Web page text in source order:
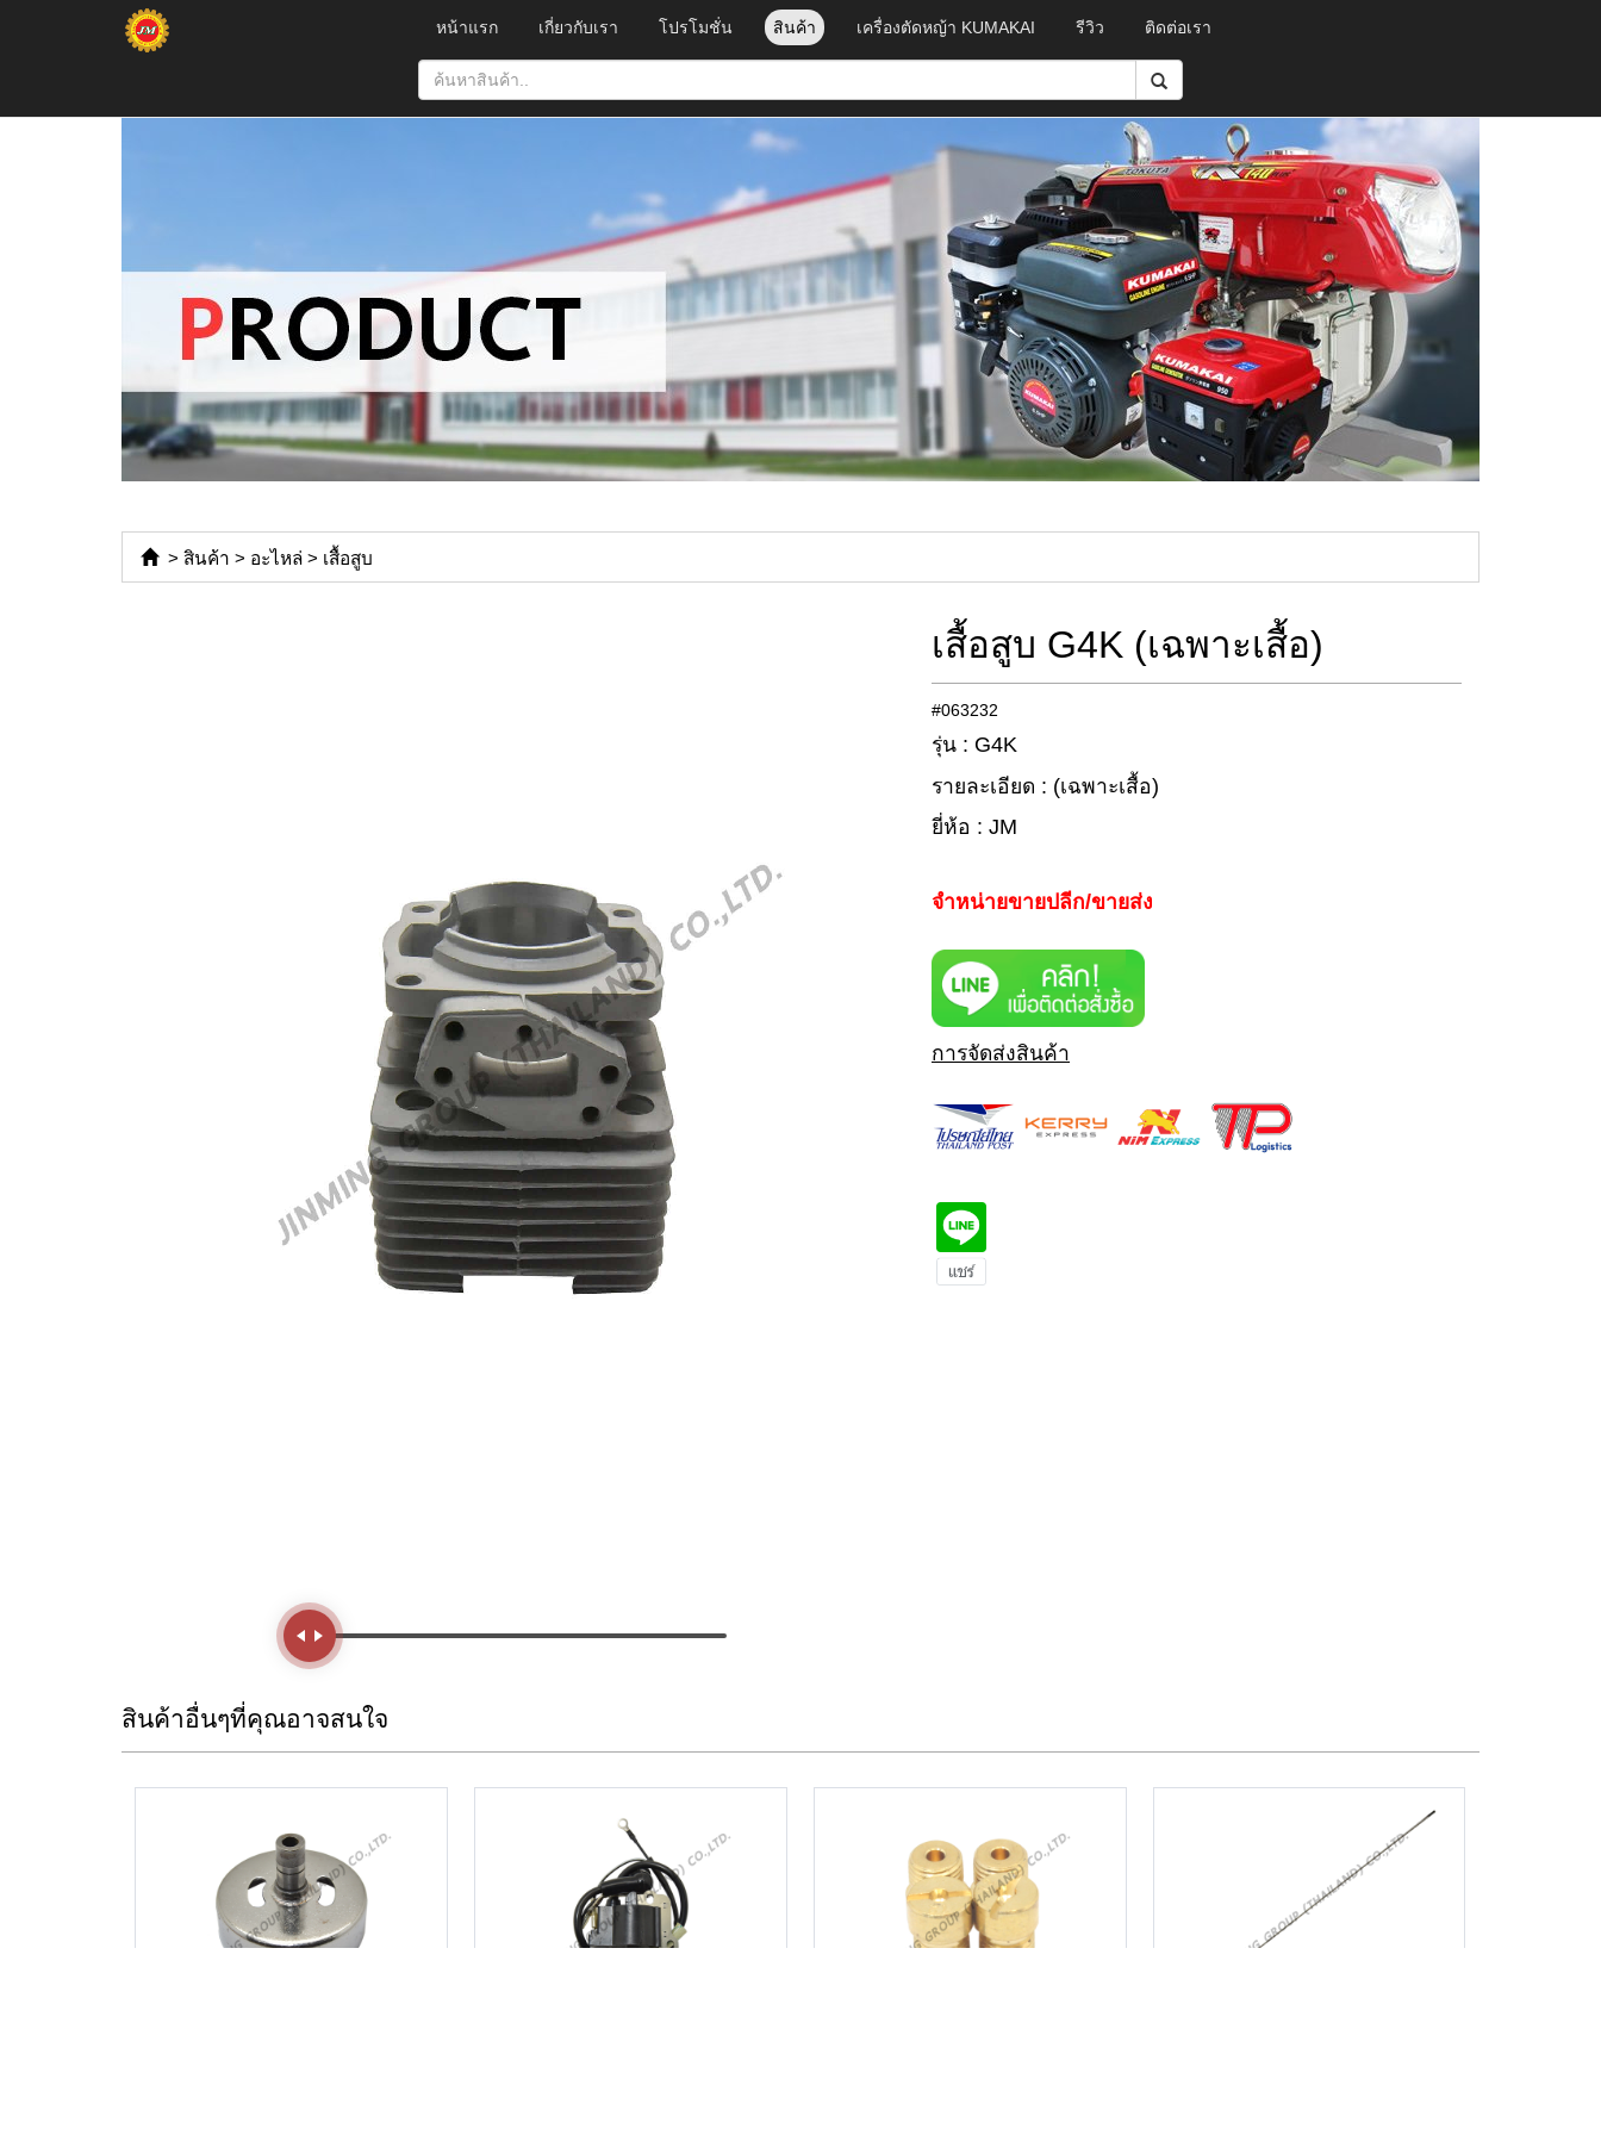
หน้าแรก เกี่ยวกับเรา โปรโมชั่น สินค้า เครื่องตัดหญ้า KUMAKAI รีวิว ติดต่อเรา
> สินค้า > อะไหล่ > เสื้อสูบ
Handle
เสื้อสูบ G4K (เฉพาะเสื้อ)
#063232
รุ่น : G4K
รายละเอียด : (เฉพาะเสื้อ)
ยี่ห้อ : JM
จำหน่ายขายปลีก/ขายส่ง
การจัดส่งสินค้า
สินค้าอื่นๆที่คุณอาจสนใจ